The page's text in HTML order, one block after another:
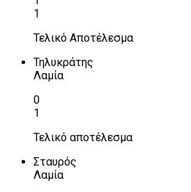
1
Τελικό Αποτέλεσμα
Τηλυκράτης
Λαμία
0
1
Τελικό αποτέλεσμα
Σταυρός
Λαμία